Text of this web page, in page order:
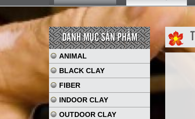
DANH MỤC SẢN PHẨM
ANIMAL
BLACK CLAY
FIBER
INDOOR CLAY
OUTDOOR CLAY